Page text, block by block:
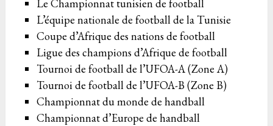
Le Championnat tunisien de football
L’équipe nationale de football de la Tunisie
Coupe d’Afrique des nations de football
Ligue des champions d’Afrique de football
Tournoi de football de l’UFOA-A (Zone A)
Tournoi de football de l’UFOA-B (Zone B)
Championnat du monde de handball
Championnat d’Europe de handball